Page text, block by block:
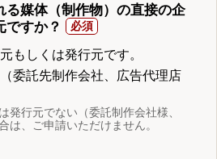
る媒体（制作物）の直接の企
ですか？
もしくは発行元です。
委託先制作会社、広告代理店
発行元でない（委託制作会社様、
は、ご申請いただけません。